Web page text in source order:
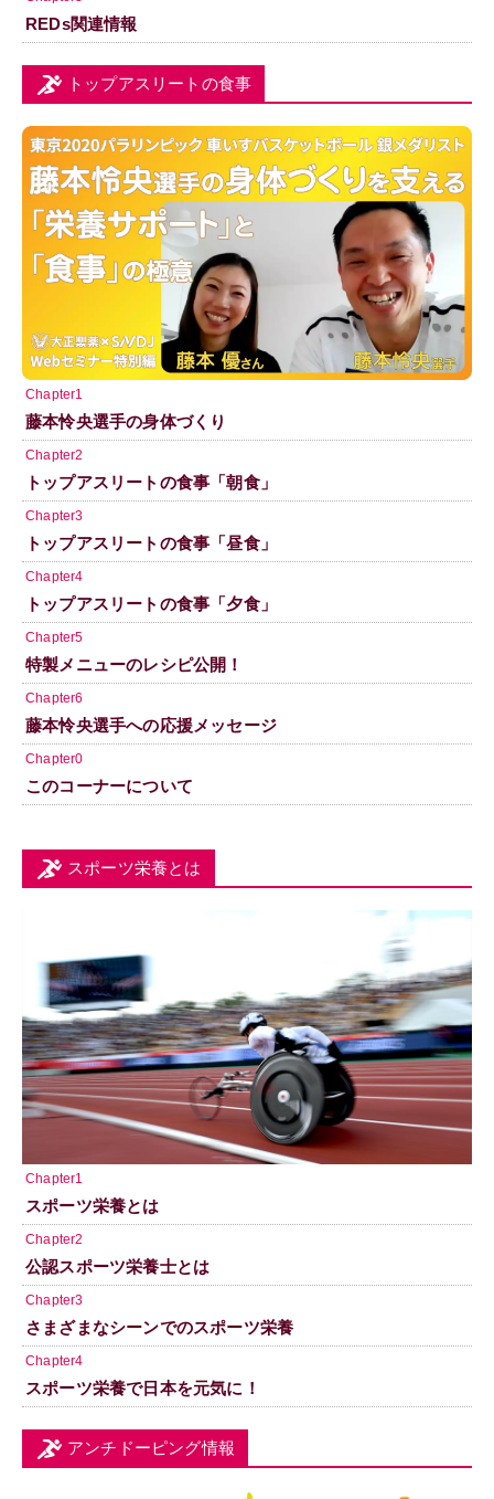
REDs関連情報
トップアスリートの食事
Chapter1
藤本怜央選手の身体づくり
Chapter2
トップアスリートの食事「朝食」
Chapter3
トップアスリートの食事「昼食」
Chapter4
トップアスリートの食事「夕食」
Chapter5
特製メニューのレシピ公開！
Chapter6
藤本怜央選手への応援メッセージ
Chapter0
このコーナーについて
スポーツ栄養とは
Chapter1
スポーツ栄養とは
Chapter2
公認スポーツ栄養士とは
Chapter3
さまざまなシーンでのスポーツ栄養
Chapter4
スポーツ栄養で日本を元気に！
アンチドーピング情報